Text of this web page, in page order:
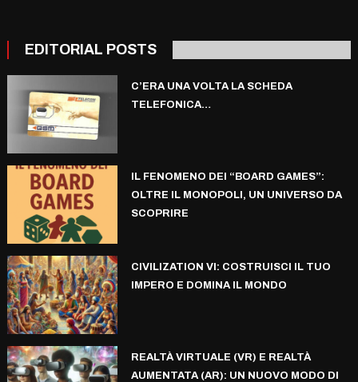
EDITORIAL POSTS
C’ERA UNA VOLTA LA SCHEDA
TELEFONICA…
IL FENOMENO DEI “BOARD GAMES”:
OLTRE IL MONOPOLI, UN UNIVERSO DA
SCOPRIRE
CIVILIZATION VI: COSTRUISCI IL TUO
IMPERO E DOMINA IL MONDO
REALTÀ VIRTUALE (VR) E REALTÀ
AUMENTATA (AR): UN NUOVO MODO DI